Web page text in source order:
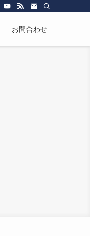
お問合わせ